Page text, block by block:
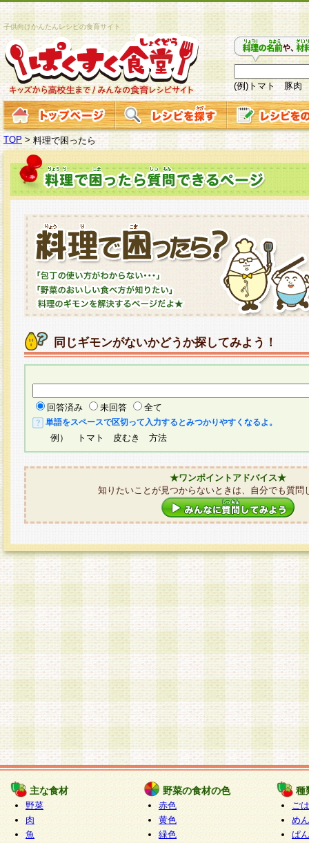
子供向けかんたんレシピの食育サイト
(例)トマト 豚肉
TOP >料理で困ったら
同じギモンがないかどうか探してみよう！
回答済み 未回答 全て
単語をスペースで区切って入力するとみつかりやすくなるよ。
例） トマト 皮むき 方法
★ワンポイントアドバイス★
知りたいことが見つからないときは、自分でも質問
主な食材
野菜
肉
魚
野菜の食材の色
赤色
黄色
緑色
種
ご
めん
ぱん